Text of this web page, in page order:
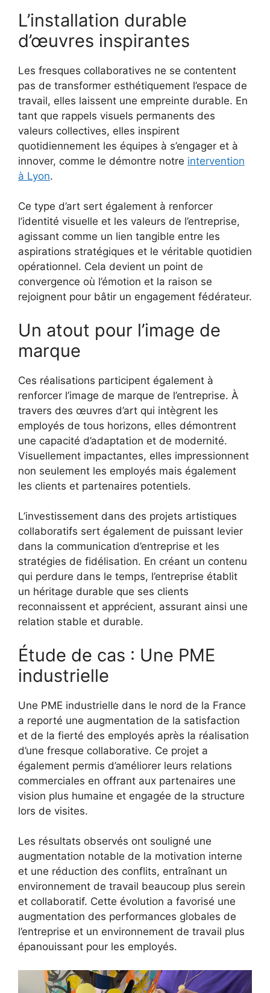
L’installation durable
d’œuvres inspirantes
Les fresques collaboratives ne se contentent
pas de transformer esthétiquement l’espace de
travail, elles laissent une empreinte durable. En
tant que rappels visuels permanents des
valeurs collectives, elles inspirent
quotidiennement les équipes à s’engager et à
innover, comme le démontre notre intervention
à Lyon.
Ce type d’art sert également à renforcer
l’identité visuelle et les valeurs de l’entreprise,
agissant comme un lien tangible entre les
aspirations stratégiques et le véritable quotidien
opérationnel. Cela devient un point de
convergence où l’émotion et la raison se
rejoignent pour bâtir un engagement fédérateur.
Un atout pour l’image de
marque
Ces réalisations participent également à
renforcer l’image de marque de l’entreprise. À
travers des œuvres d’art qui intègrent les
employés de tous horizons, elles démontrent
une capacité d’adaptation et de modernité.
Visuellement impactantes, elles impressionnent
non seulement les employés mais également
les clients et partenaires potentiels.
L’investissement dans des projets artistiques
collaboratifs sert également de puissant levier
dans la communication d’entreprise et les
stratégies de fidélisation. En créant un contenu
qui perdure dans le temps, l’entreprise établit
un héritage durable que ses clients
reconnaissent et apprécient, assurant ainsi une
relation stable et durable.
Étude de cas : Une PME
industrielle
Une PME industrielle dans le nord de la France
a reporté une augmentation de la satisfaction
et de la fierté des employés après la réalisation
d’une fresque collaborative. Ce projet a
également permis d’améliorer leurs relations
commerciales en offrant aux partenaires une
vision plus humaine et engagée de la structure
lors de visites.
Les résultats observés ont souligné une
augmentation notable de la motivation interne
et une réduction des conflits, entraînant un
environnement de travail beaucoup plus serein
et collaboratif. Cette évolution a favorisé une
augmentation des performances globales de
l’entreprise et un environnement de travail plus
épanouissant pour les employés.